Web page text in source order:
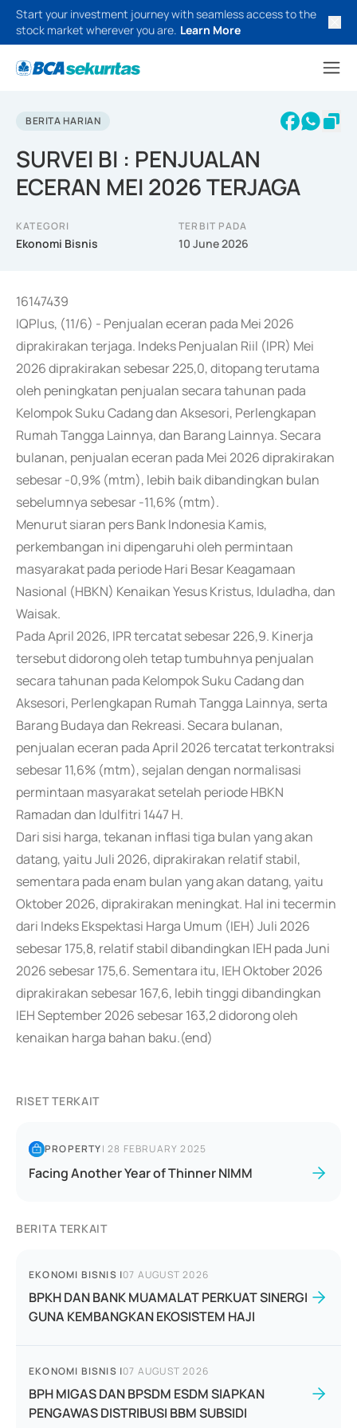
Start your investment journey with seamless access to the
stock market wherever you are. Learn More
BERITA HARIAN
SURVEI BI : PENJUALAN
ECERAN MEI 2026 TERJAGA
KATEGORI
Ekonomi Bisnis
TERBIT PADA
10 June 2026
16147439
IQPlus, (11/6) - Penjualan eceran pada Mei 2026
diprakirakan terjaga. Indeks Penjualan Riil (IPR) Mei
2026 diprakirakan sebesar 225,0, ditopang terutama
oleh peningkatan penjualan secara tahunan pada
Kelompok Suku Cadang dan Aksesori, Perlengkapan
Rumah Tangga Lainnya, dan Barang Lainnya. Secara
bulanan, penjualan eceran pada Mei 2026 diprakirakan
sebesar -0,9% (mtm), lebih baik dibandingkan bulan
sebelumnya sebesar -11,6% (mtm).
Menurut siaran pers Bank Indonesia Kamis,
perkembangan ini dipengaruhi oleh permintaan
masyarakat pada periode Hari Besar Keagamaan
Nasional (HBKN) Kenaikan Yesus Kristus, Iduladha, dan
Waisak.
Pada April 2026, IPR tercatat sebesar 226,9. Kinerja
tersebut didorong oleh tetap tumbuhnya penjualan
secara tahunan pada Kelompok Suku Cadang dan
Aksesori, Perlengkapan Rumah Tangga Lainnya, serta
Barang Budaya dan Rekreasi. Secara bulanan,
penjualan eceran pada April 2026 tercatat terkontraksi
sebesar 11,6% (mtm), sejalan dengan normalisasi
permintaan masyarakat setelah periode HBKN
Ramadan dan Idulfitri 1447 H.
Dari sisi harga, tekanan inflasi tiga bulan yang akan
datang, yaitu Juli 2026, diprakirakan relatif stabil,
sementara pada enam bulan yang akan datang, yaitu
Oktober 2026, diprakirakan meningkat. Hal ini tecermin
dari Indeks Ekspektasi Harga Umum (IEH) Juli 2026
sebesar 175,8, relatif stabil dibandingkan IEH pada Juni
2026 sebesar 175,6. Sementara itu, IEH Oktober 2026
diprakirakan sebesar 167,6, lebih tinggi dibandingkan
IEH September 2026 sebesar 163,2 didorong oleh
kenaikan harga bahan baku.(end)
RISET TERKAIT
PROPERTY|28 FEBRUARY 2025
Facing Another Year of Thinner NIMM
BERITA TERKAIT
EKONOMI BISNIS |07 AUGUST 2026
BPKH DAN BANK MUAMALAT PERKUAT SINERGI
GUNA KEMBANGKAN EKOSISTEM HAJI
EKONOMI BISNIS |07 AUGUST 2026
BPH MIGAS DAN BPSDM ESDM SIAPKAN
PENGAWAS DISTRIBUSI BBM SUBSIDI